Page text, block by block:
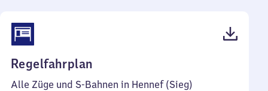
Regelfahrplan
101
Alle Züge und S-Bahnen in Hennef (Sieg)